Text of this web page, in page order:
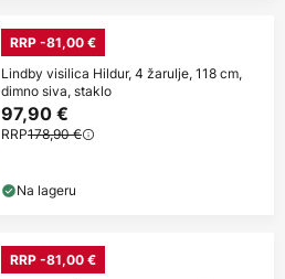
RRP -81,00 €
Lindby visilica Hildur, 4 žarulje, 118 cm,
dimno siva, staklo
97,90 €
RRP178,90 €
Na lageru
RRP -81,00 €